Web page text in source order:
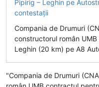
Compania de Drumuri
constructorul român
Leghin (20 km) pe A8
"Compania de Drumuri